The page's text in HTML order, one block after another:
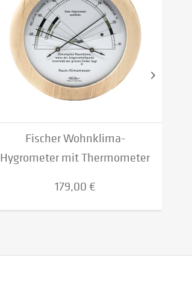
Fischer Wohnklima-
Hygrometer mit Thermometer
179,00 €